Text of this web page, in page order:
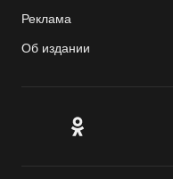
Реклама
Об издании